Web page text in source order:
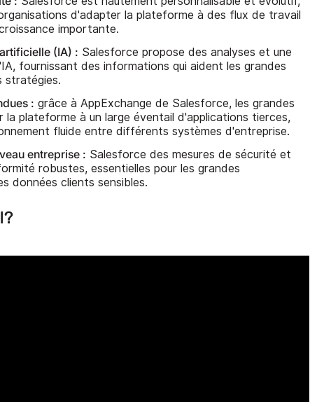
d'adapter la plateforme à des flux de travail
importante.
(IA) : Salesforce propose des analyses et une
fournissant des informations qui aident les grandes
stratégies.
: grâce à AppExchange de Salesforce, les grandes
la plateforme à un large éventail d'applications tierces,
fluide entre différents systèmes d'entreprise.
entreprise : Salesforce des mesures de sécurité et
robustes, essentielles pour les grandes
données clients sensibles.